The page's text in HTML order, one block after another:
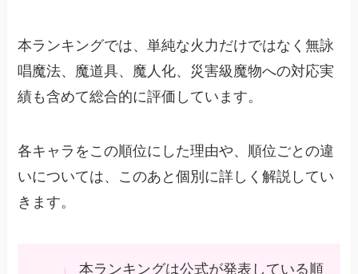
本ランキングでは、単純な火力だけではなく無詠
唱魔法、魔道具、魔人化、災害級魔物への対応実
績も含めて総合的に評価しています。
各キャラをこの順位にした理由や、順位ごとの違
いについては、このあと個別に詳しく解説してい
きます。
本ランキングは公式が発表している順